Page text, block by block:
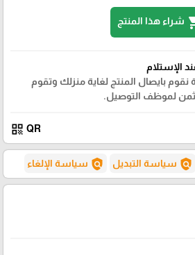
شراء هذا المنتج
الإستلام
بايصال المنتج لغاية منزلك وتقوم
لموظف التوصيل.
QR
qr_code
policy سياسة التبديل policy سياسة الإلغاء